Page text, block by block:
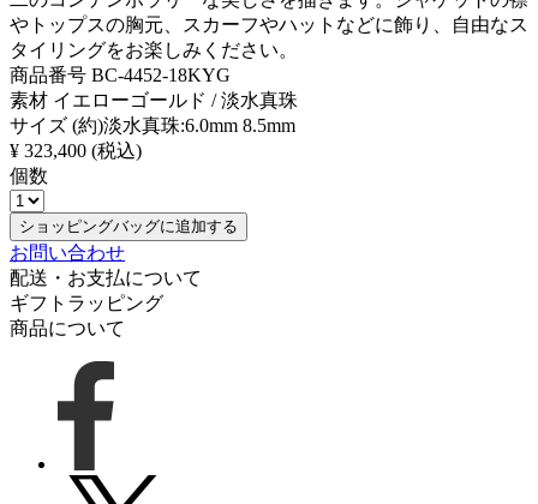
やトップスの胸元、スカーフやハットなどに飾り、自由なス
タイリングをお楽しみください。
商品番号 BC-4452-18KYG
素材 イエローゴールド / 淡水真珠
サイズ (約)淡水真珠:6.0mm 8.5mm
¥ 323,400 (税込)
個数
ショッピングバッグに追加する
お問い合わせ
配送・お支払について
ギフトラッピング
商品について